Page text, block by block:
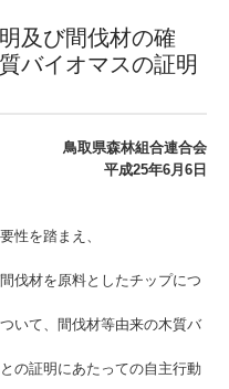
ベント
及び間伐材の確
バイオマスの証明
鳥取県森林組合連合会
平成25年6月6日
性を踏まえ、
伐材を原料としたチップにつ
いて、間伐材等由来の木質バ
の証明にあたっての自主行動